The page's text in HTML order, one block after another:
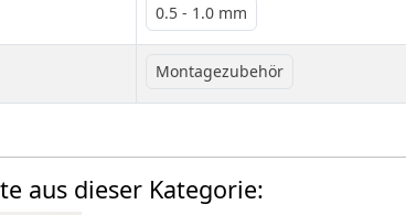
0.5 - 1.0 mm
Montagezubehör
aus dieser Kategorie: